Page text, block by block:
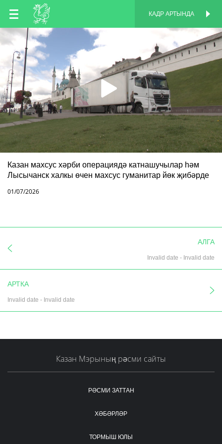
TT
RU
КАДР АРТЫНДА
Казан махсус хәрби операциядә катнашучылар һәм
Лысычанск халкы өчен махсус гуманитар йөк җибәрде
01/07/2026
АЛГА
Invalid date - Invalid date
АРТКА
Invalid date - Invalid date
Казан Мэрының рәсми сайты
РӘСМИ ЗАТТАН
ХӘБӘРЛӘР
ТОРМЫШ ЮЛЫ
КАДР АРТЫНДА